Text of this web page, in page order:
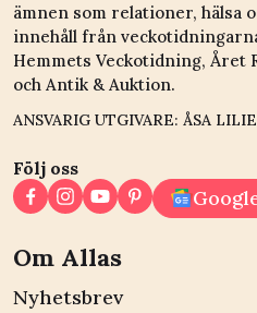
ämnen som relationer, hälsa
innehåll från
Hemmets Veckotidning, Året
och Antik & Auktion.
ANSVARIG UTGIVARE: ÅSA
Följ oss
Om Allas
Nyhetsbrev